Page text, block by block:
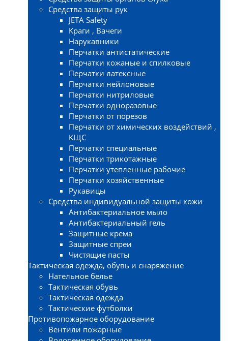
Средства защиты рук
JETA Safety
Краги , Вачеги
Нарукавники
Перчатки антистатические
Перчатки кожаные и спилковые
Перчатки латексные
Перчатки нейлоновые
Перчатки нитриловые
Перчатки одноразовые
Перчатки от порезов
Перчатки от химических воздействий ,
КЩС
Перчатки специальные
Перчатки трикотажные
Перчатки утепленные рабочие
Перчатки хозяйственные
Рукавицы
Средства индивидуальной защиты кожи
Антибактериальное мыло
Антибактериальный гель
Защитные крема
Защитные спреи
Чистящие пасты
Тактическая одежда, обувь и снаряжение
Нательное белье
Тактическая обувь
Тактическая одежда
Тактические футболки
Противопожарное оборудование
Вентили пожарные